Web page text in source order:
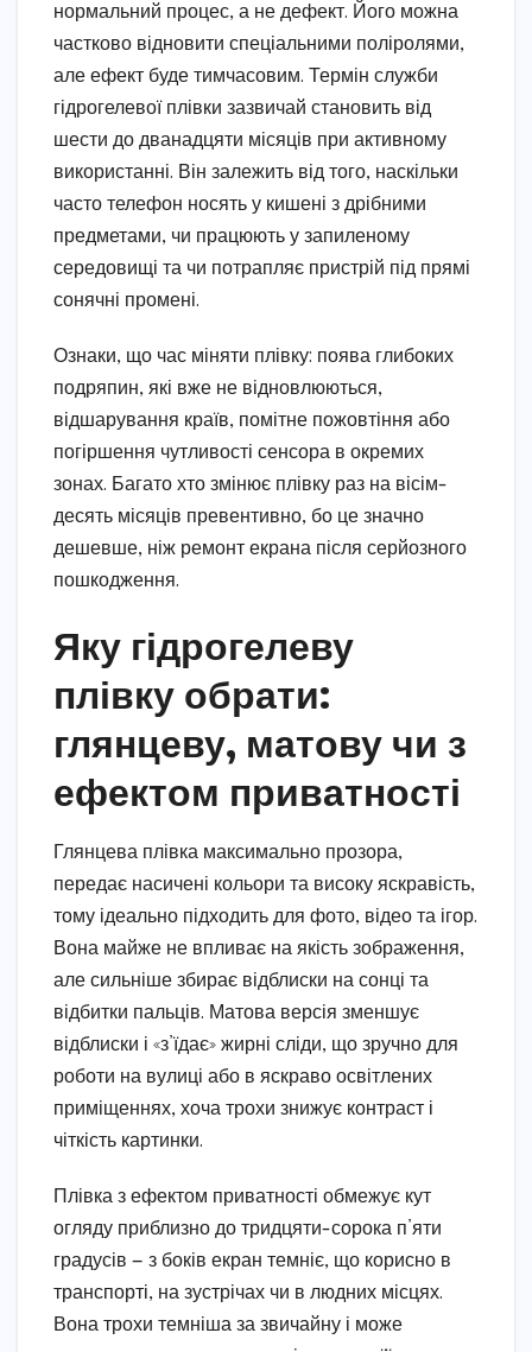
нормальний процес, а не дефект. Його можна
частково відновити спеціальними поліролями,
але ефект буде тимчасовим. Термін служби
гідрогелевої плівки зазвичай становить від
шести до дванадцяти місяців при активному
використанні. Він залежить від того, наскільки
часто телефон носять у кишені з дрібними
предметами, чи працюють у запиленому
середовищі та чи потрапляє пристрій під прямі
сонячні промені.
Ознаки, що час міняти плівку: поява глибоких
подряпин, які вже не відновлюються,
відшарування країв, помітне пожовтіння або
погіршення чутливості сенсора в окремих
зонах. Багато хто змінює плівку раз на вісім-
десять місяців превентивно, бо це значно
дешевше, ніж ремонт екрана після серйозного
пошкодження.
Яку гідрогелеву
плівку обрати:
глянцеву, матову чи з
ефектом приватності
Глянцева плівка максимально прозора,
передає насичені кольори та високу яскравість,
тому ідеально підходить для фото, відео та ігор.
Вона майже не впливає на якість зображення,
але сильніше збирає відблиски на сонці та
відбитки пальців. Матова версія зменшує
відблиски і «з’їдає» жирні сліди, що зручно для
роботи на вулиці або в яскраво освітлених
приміщеннях, хоча трохи знижує контраст і
чіткість картинки.
Плівка з ефектом приватності обмежує кут
огляду приблизно до тридцяти-сорока п’яти
градусів — з боків екран темніє, що корисно в
транспорті, на зустрічах чи в людних місцях.
Вона трохи темніша за звичайну і може